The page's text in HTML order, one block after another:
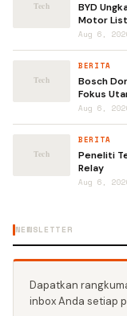
BYD
Motor
Aug 6,
BERITA
Bosch
Fokus
Aug 6,
BERITA
Peneliti
Relay
Aug 6,
NEWSLETTER
Dapatkan
inbox Anda setiap